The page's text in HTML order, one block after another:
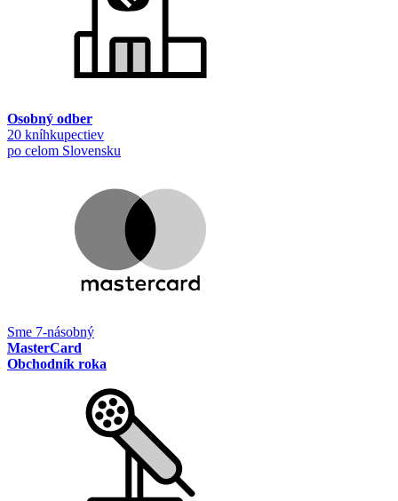
Osobný odber
20 kníhkupectiev
po celom Slovensku
Sme 7-násobný
MasterCard
Obchodník roka